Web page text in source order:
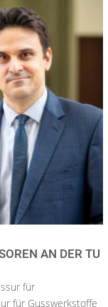
AN DER TU
für
für Gusswerkstoffe